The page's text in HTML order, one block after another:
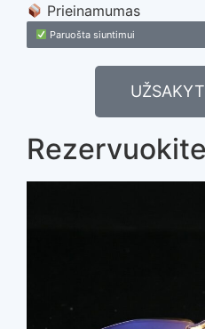
Prieinamumas
Paruošta siuntimui